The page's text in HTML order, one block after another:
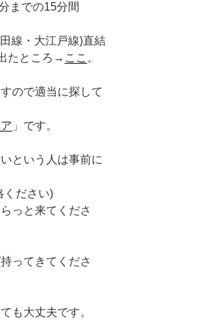
までの15分間
線・大江戸線)直結
ところ→ ここ 。
で適当に探して
」です。
という人は事前に
ださい)
と来てくださ
ってきてくださ
大丈夫です。